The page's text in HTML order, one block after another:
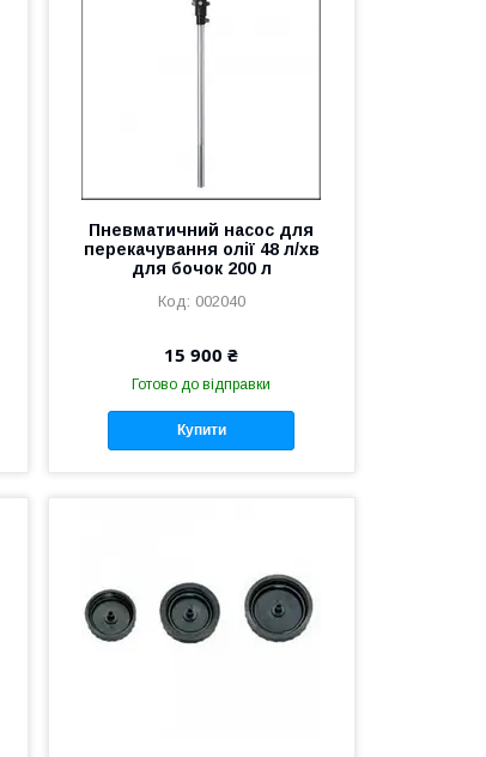
Пневматичний насос для
перекачування олії 48 л/хв
для бочок 200 л
002040
15 900 ₴
Готово до відправки
Купити